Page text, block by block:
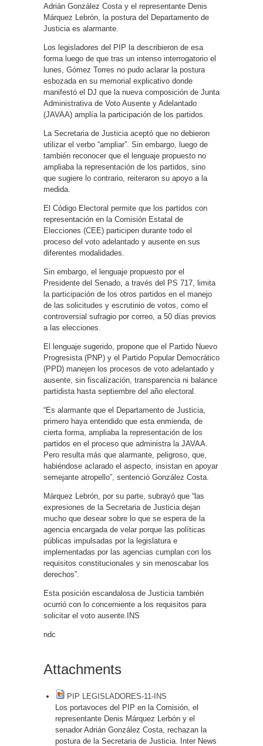
Adrián González Costa y el representante Denis
Márquez Lebrón, la postura del Departamento de
Justicia es alarmante.
Los legisladores del PIP la describieron de esa
forma luego de que tras un intenso interrogatorio el
lunes, Gómez Torres no pudo aclarar la postura
esbozada en su memorial explicativo donde
manifestó el DJ que la nueva composición de Junta
Administrativa de Voto Ausente y Adelantado
(JAVAA) amplía la participación de los partidos.
La Secretaria de Justicia aceptó que no debieron
utilizar el verbo “ampliar”. Sin embargo, luego de
también reconocer que el lenguaje propuesto no
ampliaba la representación de los partidos, sino
que sugiere lo contrario, reiteraron su apoyo a la
medida.
El Código Electoral permite que los partidos con
representación en la Comisión Estatal de
Elecciones (CEE) participen durante todo el
proceso del voto adelantado y ausente en sus
diferentes modalidades.
Sin embargo, el lenguaje propuesto por el
Presidente del Senado, a través del PS 717, limita
la participación de los otros partidos en el manejo
de las solicitudes y escrutinio de votos, como el
controversial sufragio por correo, a 50 días previos
a las elecciones.
El lenguaje sugerido, propone que el Partido Nuevo
Progresista (PNP) y el Partido Popular Democrático
(PPD) manejen los procesos de voto adelantado y
ausente, sin fiscalización, transparencia ni balance
partidista hasta septiembre del año electoral.
“Es alarmante que el Departamento de Justicia,
primero haya entendido que esta enmienda, de
cierta forma, ampliaba la representación de los
partidos en el proceso que administra la JAVAA.
Pero resulta más que alarmante, peligroso, que,
habiéndose aclarado el aspecto, insistan en apoyar
semejante atropello”, sentenció González Costa.
Márquez Lebrón, por su parte, subrayó que “las
expresiones de la Secretaria de Justicia dejan
mucho que desear sobre lo que se espera de la
agencia encargada de velar porque las políticas
públicas impulsadas por la legislatura e
implementadas por las agencias cumplan con los
requisitos constitucionales y sin menoscabar los
derechos”.
Esta posición escandalosa de Justicia también
ocurrió con lo concerniente a los requisitos para
solicitar el voto ausente.INS
ndc
Attachments
PIP LEGISLADORES-11-INS
Los portavoces del PIP en la Comisión, el
representante Denis Márquez Lerbón y el
senador Adrián González Costa, rechazan la
postura de la Secretaria de Justicia. Inter News